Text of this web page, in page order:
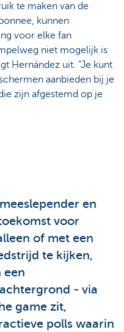
te maken van de
kunnen
voor elke fan
niet mogelijk is
Hernández uit. "Je kunt
aanbieden bij je
zijn afgestemd op je
en
voor
of met een
te kijken,
een
- via
game zit,
polls waarin